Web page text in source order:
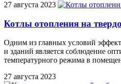
27 августа 2023
Котлы отопления на
Одним из главных условий
и зданий является соблюдение
температурного режима в
27 августа 2023